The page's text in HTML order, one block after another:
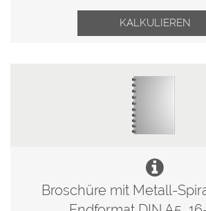
KALKULIEREN
Broschüre mit Metall-